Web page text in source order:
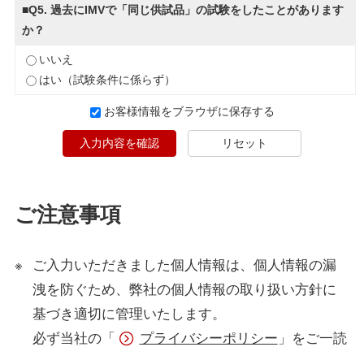
■Q5. 過去にIMVで「同じ供試品」の試験をしたことがあります
か？
いいえ
はい（試験条件に係らず）
お客様情報をブラウザに保存する
入力内容を確認 リセット
ご注意事項
ご入力いただきました個人情報は、個人情報の漏
洩を防ぐため、弊社の個人情報の取り扱い方針に
基づき適切に管理いたします。
必ず当社の「
プライバシーポリシー 」をご一読